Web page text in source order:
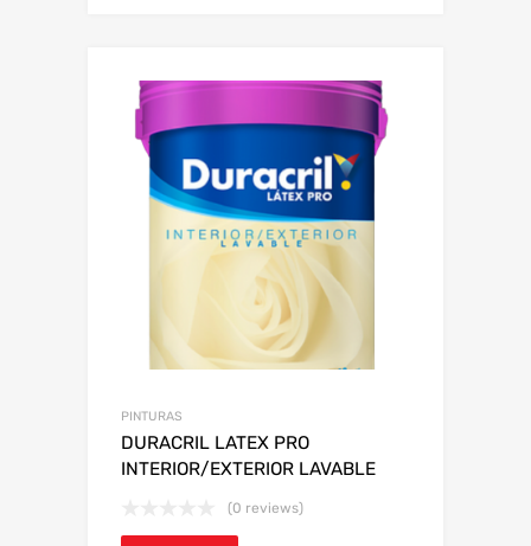
PINTURAS
DURACRIL LATEX PRO
INTERIOR/EXTERIOR LAVABLE
(0 reviews)